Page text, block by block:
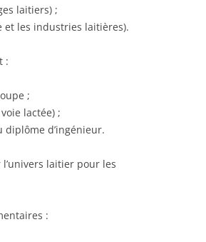
laitiers) ;
et les industries laitières).
:
;
lactée) ;
d’ingénieur.
laitier pour les
: